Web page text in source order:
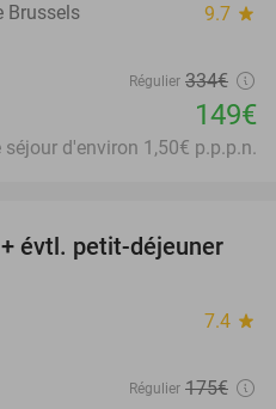
Brussels 9.7 star
Régulier 334€
149€
séjour d'environ 1,50€ p.p.p.n.
55%
évtl. petit-déjeuner
7.4 star
Régulier 175€